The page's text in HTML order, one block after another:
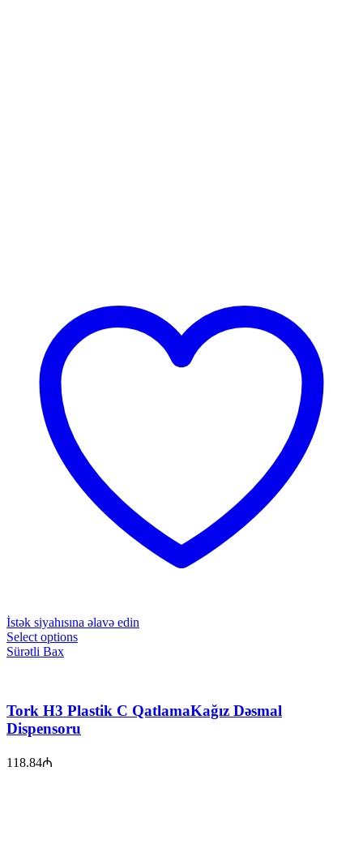
İstək siyahısına əlavə edin
Select options
Sürətli Bax
Tork H3 Plastik C QatlamaKağız Dəsmal
Dispensoru
118.84₼